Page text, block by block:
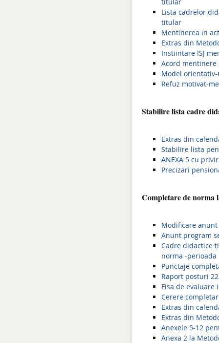
Lista cadrelor
titular
Mentinerea in
Extras din
Instiintare ISJ
Acord mentinere
Model
Refuz motivat-
Stabilire lista cadre
Extras din
Stabilire lista
ANEXA 5 cu
Precizari
Completare de norma
Modificare
Anunt program
Cadre didactice
norma -
Punctaje
Raport posturi
Fisa de evaluare
Cerere
Extras din
Extras din
Anexele 5-12
Anexa 2 la